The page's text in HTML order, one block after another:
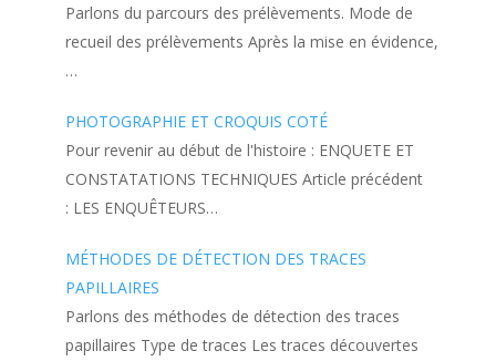
Parlons du parcours des prélèvements. Mode de
recueil des prélèvements Après la mise en évidence,
…
PHOTOGRAPHIE ET CROQUIS COTÉ
Pour revenir au début de l'histoire : ENQUETE ET
CONSTATATIONS TECHNIQUES Article précédent
: LES ENQUÊTEURS…
MÉTHODES DE DÉTECTION DES TRACES
PAPILLAIRES
Parlons des méthodes de détection des traces
papillaires Type de traces Les traces découvertes